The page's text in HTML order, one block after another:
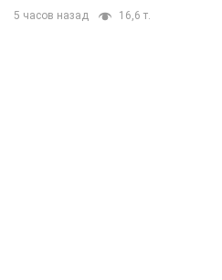
5 часов назад 16,6 т.